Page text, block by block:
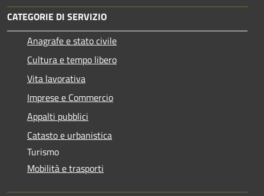
CATEGORIE DI SERVIZIO
Anagrafe e stato civile
Cultura e tempo libero
Vita lavorativa
Imprese e Commercio
Appalti pubblici
Catasto e urbanistica
Turismo
Mobilità e trasporti